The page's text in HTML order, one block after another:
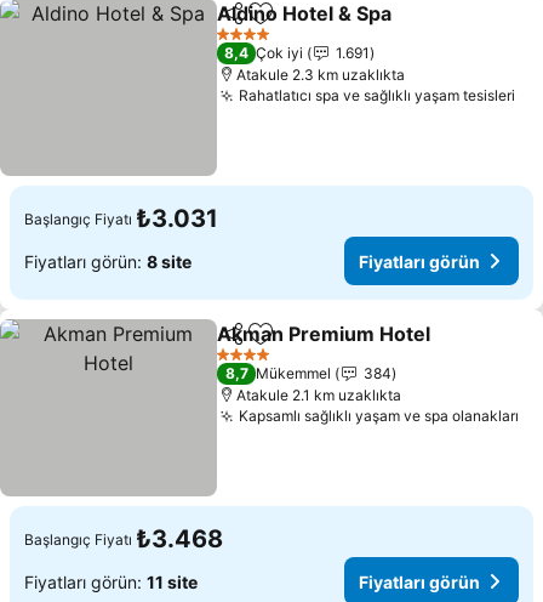
PaylaşFavorilerime ekle
Aldino Hotel & Spa
4 Yıldız
8,4 Çok iyi
1.691
Atakule 2.3 km uzaklıkta
Rahatlatıcı spa ve sağlıklı yaşam tesisleri
Başlangıç Fiyatı ₺3.031
Fiyatları görün: 8 site Fiyatları görün
PaylaşFavorilerime ekle
Akman Premium Hotel
4 Yıldız
8,7 Mükemmel
384
Atakule 2.1 km uzaklıkta
Kapsamlı sağlıklı yaşam ve spa olanakları
Başlangıç Fiyatı ₺3.468
Fiyatları görün: 11 site Fiyatları görün